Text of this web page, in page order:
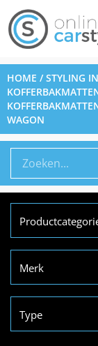
HOME /STYLING
WAGON
Merk
Type